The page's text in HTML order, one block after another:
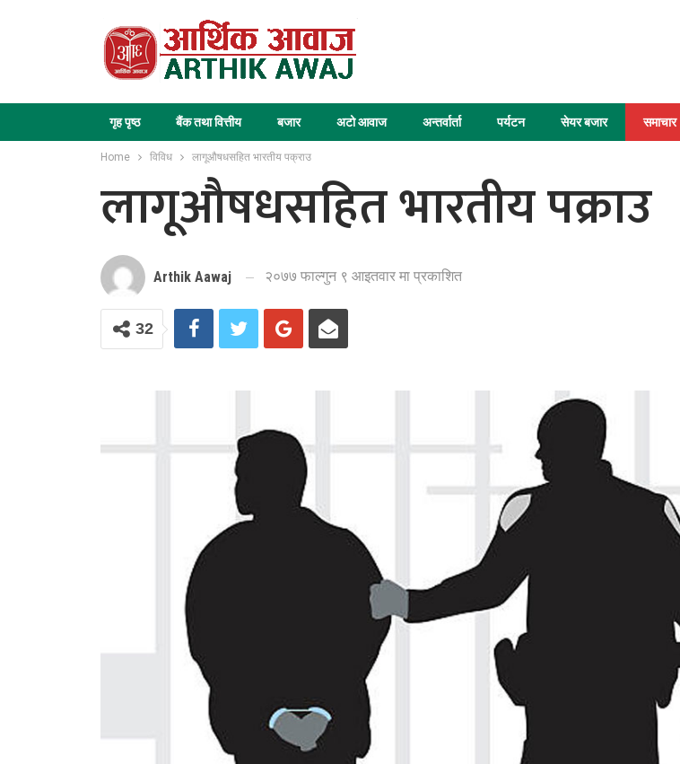
गृह पृष्ठ बैंक तथा वित्तीय बजार अटो आवाज अन्तर्वार्ता पर्यटन सेयर बजार समाचार
Home विविध लागूऔषधसहित भारतीय पक्राउ
लागूऔषधसहित भारतीय पक्राउ
Arthik Aawaj २०७७ फाल्गुन ९ आइतवार मा प्रकाशित
32